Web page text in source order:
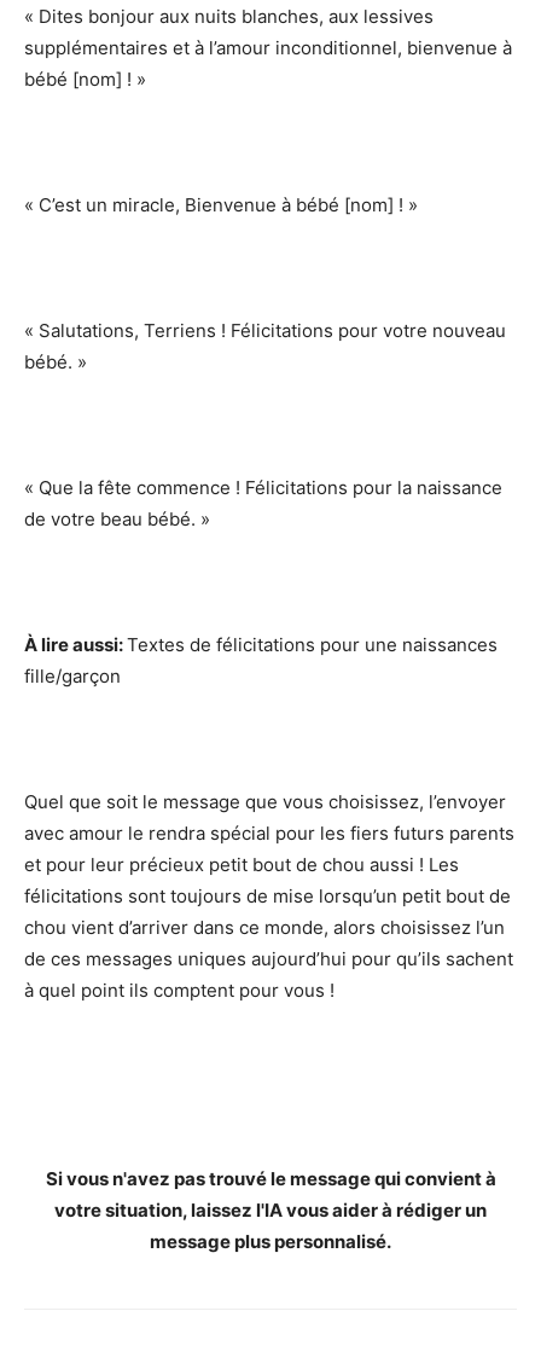
« Dites bonjour aux nuits blanches, aux lessives
supplémentaires et à l’amour inconditionnel, bienvenue à
bébé [nom] ! »
« C’est un miracle, Bienvenue à bébé [nom] ! »
« Salutations, Terriens ! Félicitations pour votre nouveau
bébé. »
« Que la fête commence ! Félicitations pour la naissance
de votre beau bébé. »
À lire aussi:Textes de félicitations pour une naissances
fille/garçon
Quel que soit le message que vous choisissez, l’envoyer
avec amour le rendra spécial pour les fiers futurs parents
et pour leur précieux petit bout de chou aussi ! Les
félicitations sont toujours de mise lorsqu’un petit bout de
chou vient d’arriver dans ce monde, alors choisissez l’un
de ces messages uniques aujourd’hui pour qu’ils sachent
à quel point ils comptent pour vous !
Si vous n'avez pas trouvé le message qui convient à
votre situation, laissez l'IA vous aider à rédiger un
message plus personnalisé.